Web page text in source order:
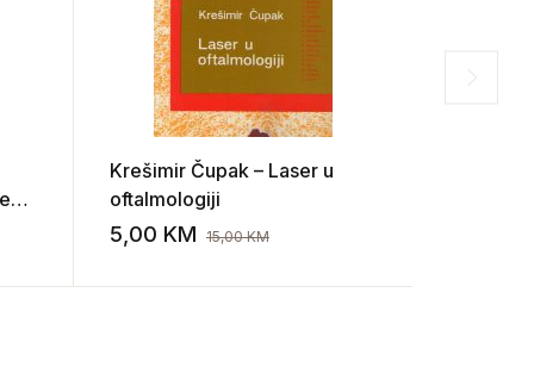
Add to wishlist
Krešimir Čupak – Laser u
oftalmologiji
5,00 KM 15,00KM